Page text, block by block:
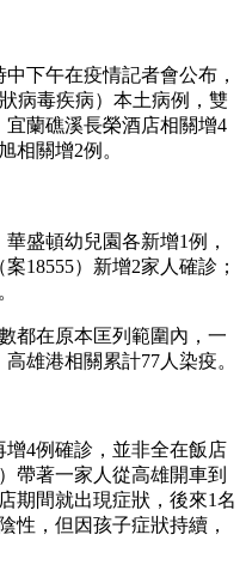
下午在疫情記者會公布，
病毒疾病）本土病例，雙
蘭礁溪長榮酒店相關增4
相關增2例。